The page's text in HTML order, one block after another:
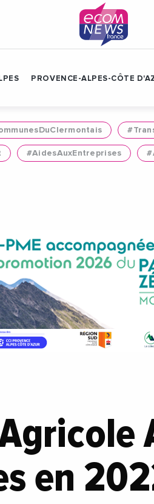
PROVENCE-ALPES-CÔTE
#AidesAuxEntreprises
en